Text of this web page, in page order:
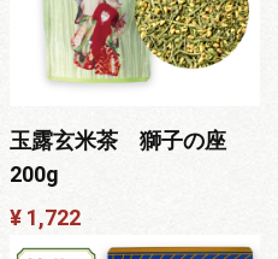
玉露玄米茶 獅子の座
200g
¥ 1,722